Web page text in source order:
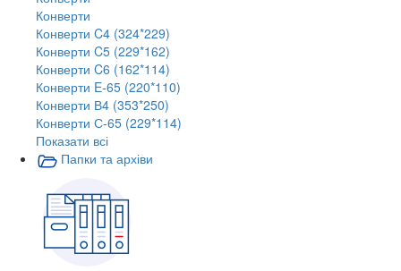
Конверти
Конверти C4 (324*229)
Конверти C5 (229*162)
Конверти C6 (162*114)
Конверти E-65 (220*110)
Конверти В4 (353*250)
Конверти С-65 (229*114)
Показати всі
Папки та архіви